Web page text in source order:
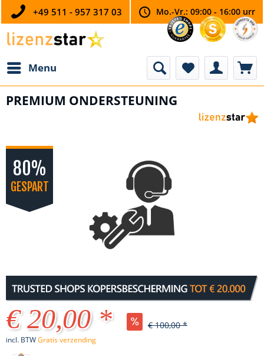
+49 511 - 957 317 03 Mo.-Vr.: 09:00 - 16:00 urr
Menu
PREMIUM ONDERSTEUNING
80%
GESPART
€ 20,00 * € 100,00 *
incl. BTWGratis verzending